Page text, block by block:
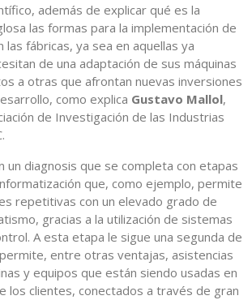
además de explicar qué es la
las formas para la implementación de
fábricas, ya sea en aquellas ya
de una adaptación de sus máquinas
a otras que afrontan nuevas inversiones
como explica Gustavo Mallol,
de Investigación de las Industrias
un diagnosis que se completa con etapas
que, como ejemplo, permite
repetitivas con un elevado grado de
gracias a la utilización de sistemas
A esta etapa le sigue una segunda de
entre otras ventajas, asistencias
y equipos que están siendo usadas en
los clientes, conectados a través de gran